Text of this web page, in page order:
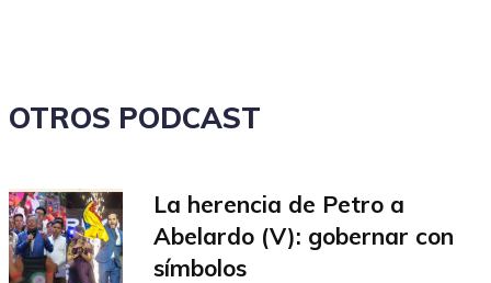
OTROS PODCAST
La herencia de Petro a
Abelardo (V): gobernar con
símbolos